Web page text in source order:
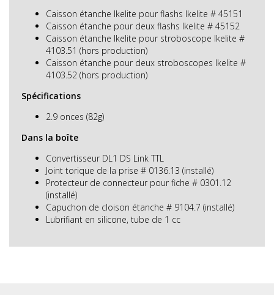
Caisson étanche Ikelite pour flashs Ikelite # 45151
Caisson étanche pour deux flashs Ikelite # 45152
Caisson étanche Ikelite pour stroboscope Ikelite #
4103.51 (hors production)
Caisson étanche pour deux stroboscopes Ikelite #
4103.52 (hors production)
Spécifications
2.9 onces (82g)
Dans la boîte
Convertisseur DL1 DS Link TTL
Joint torique de la prise # 0136.13 (installé)
Protecteur de connecteur pour fiche # 0301.12
(installé)
Capuchon de cloison étanche # 9104.7 (installé)
Lubrifiant en silicone, tube de 1 cc